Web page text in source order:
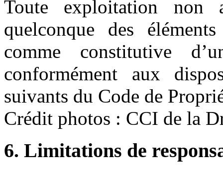
Toute exploitation
quelconque des
comme constitutive
conformément aux
suivants du Code de
Crédit photos : CCI de la
6. Limitations de